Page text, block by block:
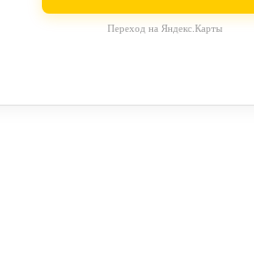
Переход на Яндекс.Карты